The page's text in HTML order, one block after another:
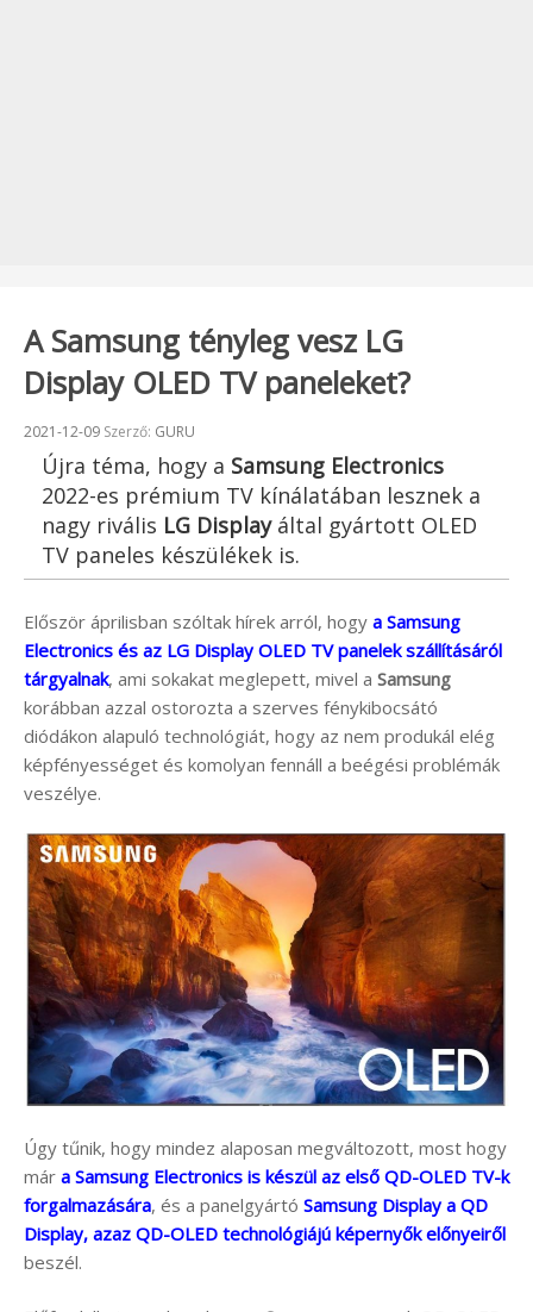
A Samsung tényleg vesz LG
Display OLED TV paneleket?
Beküldve:
2021-12-09 Szerző: GURU
Újra téma, hogy a Samsung Electronics
2022-es prémium TV kínálatában lesznek a
nagy rivális LG Displayáltal gyártott OLED
TV paneles készülékek is.
Először áprilisban szóltak hírek arról, hogy a Samsung
Electronics és az LG Display OLED TV panelek szállításáról
tárgyalnak, ami sokakat meglepett, mivel a Samsung
korábban azzal ostorozta a szerves fénykibocsátó
diódákon alapuló technológiát, hogy az nem produkál elég
képfényességet és komolyan fennáll a beégési problémák
veszélye.
Úgy tűnik, hogy mindez alaposan megváltozott, most hogy
már a Samsung Electronics is készül az első QD-OLED TV-k
forgalmazására, és a panelgyártó Samsung Display a QD
Display, azaz QD-OLED technológiájú képernyők előnyeiről
beszél.